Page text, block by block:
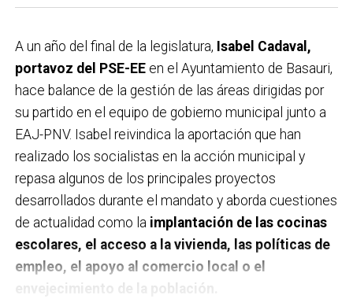
A un año del final de la legislatura, Isabel Cadaval,
portavoz del PSE-EEen el Ayuntamiento de Basauri,
hace balance de la gestión de las áreas dirigidas por
su partido en el equipo de gobierno municipal junto a
EAJ-PNV. Isabel reivindica la aportación que han
realizado los socialistas en la acción municipal y
repasa algunos de los principales proyectos
desarrollados durante el mandato y aborda cuestiones
de actualidad como la implantación de las cocinas
escolares, el acceso a la vivienda, las políticas de
empleo, el apoyo al comercio local o el
envejecimiento de la población.